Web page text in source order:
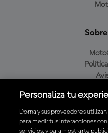
Política
Personaliza tu
Dorna y sus proveedores
para medir tus interacciones
servicios, y para mostrarte